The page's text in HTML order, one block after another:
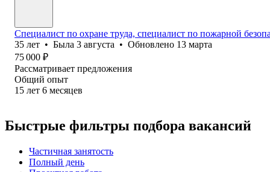
Специалист по охране труда, специалист по пожарной
35 лет • Была 3 августа • Обновлено 13 марта
75 000 ₽
Рассматривает предложения
Общий опыт
15 лет 6 месяцев
Быстрые фильтры подбора вакансий
Частичная занятость
Полный день